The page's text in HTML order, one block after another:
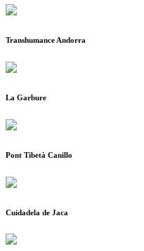
Transhumance Andorra
La Garbure
Pont Tibetà Canillo
Cuidadela de Jaca